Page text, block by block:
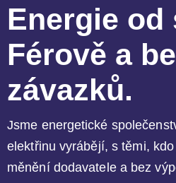
Energie od
Férově a
závazků.
Jsme energetické
elektřinu vyrábějí, s těmi,
měnění dodavatele a bez